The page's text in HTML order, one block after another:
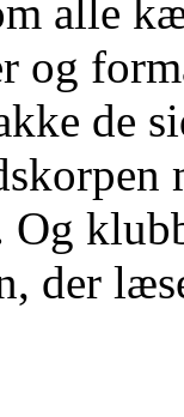
alle
og
de
Og
der